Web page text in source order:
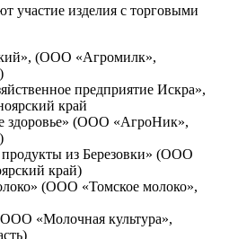
участие изделия с торговыми
(ООО «Агромилк»,
предприятие Искра»,
край
здоровье» (ООО «АгроНик»,
из Березовки» (ООО
край)
(ООО «Томское молоко»,
«Молочная культура»,